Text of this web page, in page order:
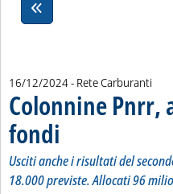
16/12/2024- Rete Carburanti
Colonnine Pnrr,
fondi . Sottotitolo: Usciti anche i
. Pubblicata lunedì 16
Usciti anche i risultati del
18.000 previste. Allocati 96